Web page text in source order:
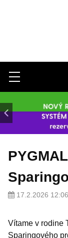
Menu
17.2.2026
Vítame v rodine
Sparingového